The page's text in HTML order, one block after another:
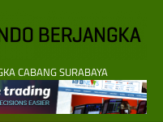
CABANG SURABAYA